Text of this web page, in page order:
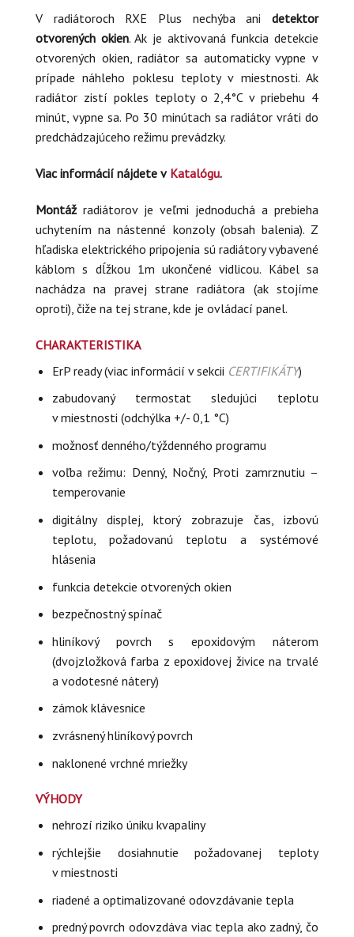
V radiátoroch RXE Plus nechýba ani detektor
otvorených okien. Ak je aktivovaná funkcia detekcie
otvorených okien, radiátor sa automaticky vypne v
prípade náhleho poklesu teploty v miestnosti. Ak
radiátor zistí pokles teploty o 2,4°C v priebehu 4
minút, vypne sa. Po 30 minútach sa radiátor vráti do
predchádzajúceho režimu prevádzky.
Viac informácií nájdete v Katalógu.
Montáž radiátorov je veľmi jednoduchá a prebieha
uchytením na nástenné konzoly (obsah balenia). Z
hľadiska elektrického pripojenia sú radiátory vybavené
káblom s dĺžkou 1m ukončené vidlicou. Kábel sa
nachádza na pravej strane radiátora (ak stojíme
oproti), čiže na tej strane, kde je ovládací panel.
CHARAKTERISTIKA
ErP ready (viac informácií v sekcii CERTIFIKÁTY)
zabudovaný termostat sledujúci teplotu
v miestnosti (odchýlka +/- 0,1 °C)
možnosť denného/týždenného programu
voľba režimu: Denný, Nočný, Proti zamrznutiu –
temperovanie
digitálny displej, ktorý zobrazuje čas, izbovú
teplotu, požadovanú teplotu a systémové
hlásenia
funkcia detekcie otvorených okien
bezpečnostný spínač
hliníkový povrch s epoxidovým náterom
(dvojzložková farba z epoxidovej živice na trvalé
a vodotesné nátery)
zámok klávesnice
zvrásnený hliníkový povrch
naklonené vrchné mriežky
VÝHODY
nehrozí riziko úniku kvapaliny
rýchlejšie dosiahnutie požadovanej teploty
v miestnosti
riadené a optimalizované odovzdávanie tepla
predný povrch odovzdáva viac tepla ako zadný, čo